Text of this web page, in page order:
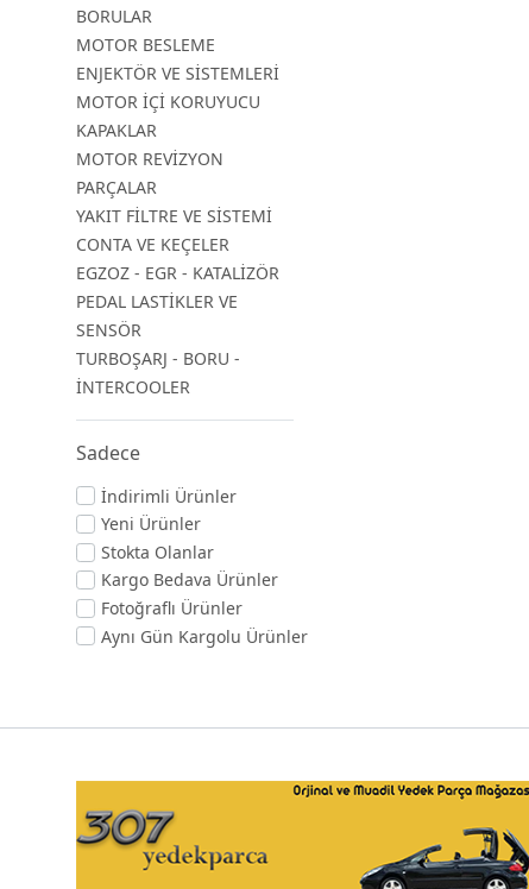
BORULAR
MOTOR BESLEME
ENJEKTÖR VE SİSTEMLERİ
MOTOR İÇİ KORUYUCU
KAPAKLAR
MOTOR REVİZYON
PARÇALAR
YAKIT FİLTRE VE SİSTEMİ
CONTA VE KEÇELER
EGZOZ - EGR - KATALİZÖR
PEDAL LASTİKLER VE
SENSÖR
TURBOŞARJ - BORU -
İNTERCOOLER
Sadece
İndirimli Ürünler
Yeni Ürünler
Stokta Olanlar
Kargo Bedava Ürünler
Fotoğraflı Ürünler
Aynı Gün Kargolu Ürünler